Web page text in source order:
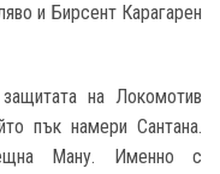
и Бирсент Карагарен
на Локомотив
пък намери Сантана.
Ману. Именно с